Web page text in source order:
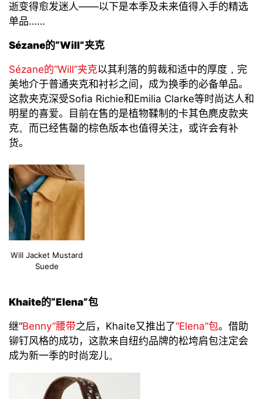
逝变得愈发迷人——以下是本季及未来值得入手的精选
单品……
Sézane的“Will”夹克
Sézane的“Will”夹克以其利落的剪裁和适中的厚度 ， 完
美地介于普通夹克和衬衫之间， 成为换季的必备单品。
这款夹克深受Sofia Richie和 Emilia Clarke等时尚达人和
明星的喜爱。目前在售的是植物鞣制的卡其色麂皮款夹
克。 而已经售罄的棕色版本也值得关注，或许会有补
货。
Will Jacket Mustard
Suede
Khaite的“Elena”包
继“Benny”腰带之后， Khaite又推出了“Elena”包。借助
铆钉风格的成功，这款来自纽约品牌的松垮肩包注定会
成为新一季的时尚宠儿。